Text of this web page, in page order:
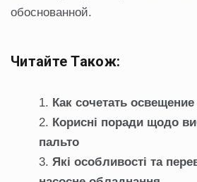
обоснованной.
Читайте Також:
Как сочетать
Корисні поради щодо
пальто
Які особливості та